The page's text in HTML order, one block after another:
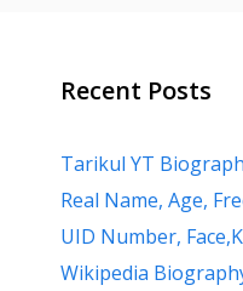
Recent Posts
Tarikul YT
Real Name, Age,
UID Number,
Wikipedia